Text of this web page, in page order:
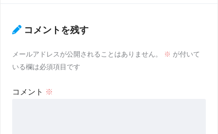
コメントを残す
メールアドレスが公開されることはありません。 ※ が付いて
いる欄は必須項目です
コメント ※